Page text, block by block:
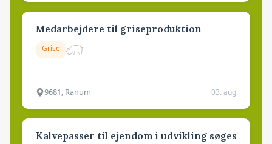
Medarbejdere til griseproduktion
Grise
9681, Ranum 03. aug.
Kalvepasser til ejendom i udvikling søges